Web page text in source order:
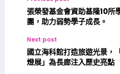
張榮發基金會資助基隆10所
團，助力弱勢學子成長。
Next post
國立海科館打造旅遊光景，
燈展」為長廊注入歷史亮點